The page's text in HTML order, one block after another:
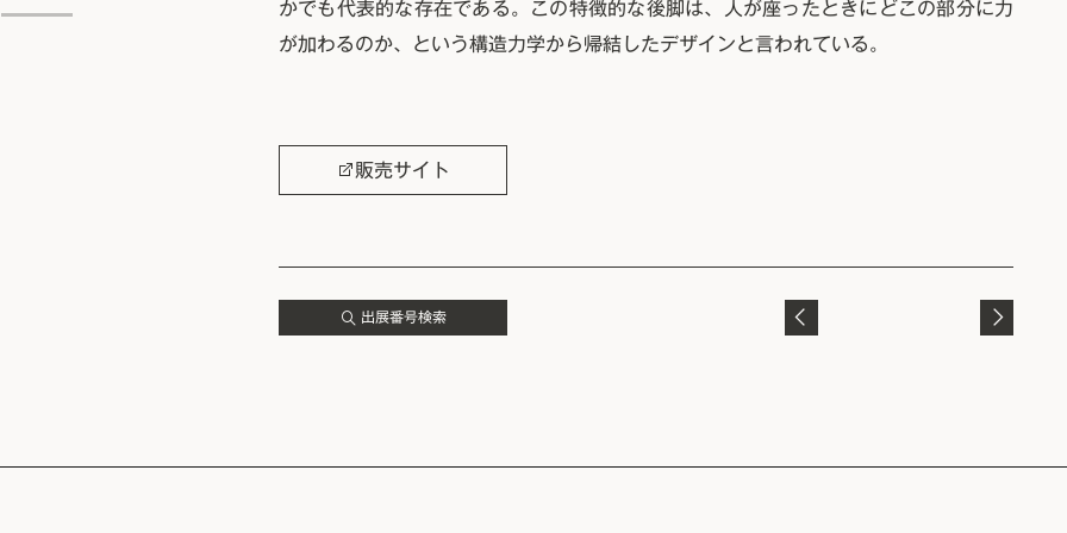
かでも代表的な存在である。この特徴的な後脚は、人が座ったときにどこの部分に力
が加わるのか、という構造力学から帰結したデザインと言われている。
販売サイト
出展番号検索